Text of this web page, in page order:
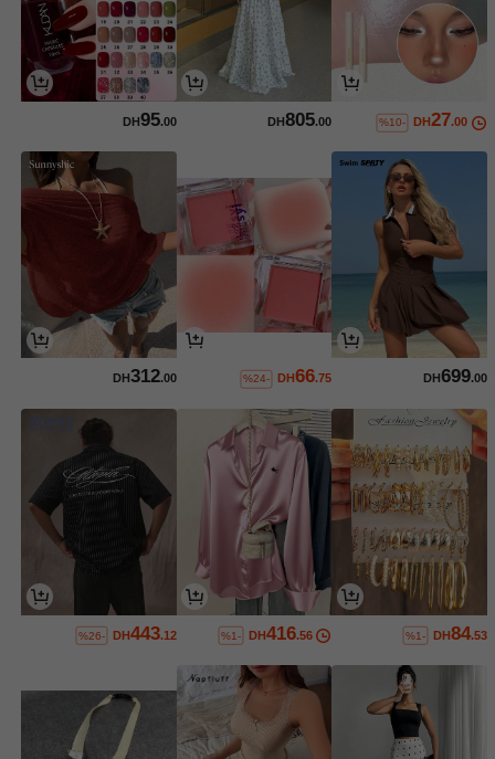
DH27.00
%10-
DH805.00
DH95.00
DH699.00
DH66.75
%24-
DH312.00
DH84.53
%1-
DH416.56
%1-
DH443.12
%26-